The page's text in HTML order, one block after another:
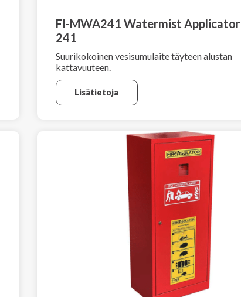
FI-MWA241 Watermist Applicator
241
Suurikokoinen vesisumulaite täyteen alustan
kattavuuteen.
Lisätietoja